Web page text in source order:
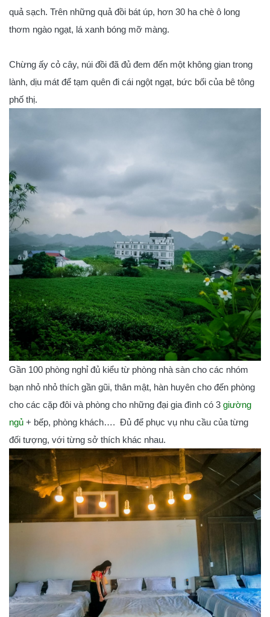
quả sạch. Trên những quả đồi bát úp, hơn 30 ha chè ô long
thơm ngào ngạt, lá xanh bóng mỡ màng.
Chừng ấy cỏ cây, núi đồi đã đủ đem đến một không gian trong
lành, dịu mát để tạm quên đi cái ngột ngạt, bức bối của bê tông
phố thị.
Gần 100 phòng nghỉ đủ kiểu từ phòng nhà sàn cho các nhóm
bạn nhỏ nhỏ thích gần gũi, thân mật, hàn huyên cho đến phòng
cho các cặp đôi và phòng cho những đại gia đình có 3 giường
ngủ + bếp, phòng khách…. Đủ để phục vụ nhu cầu của từng
đối tượng, với từng sở thích khác nhau.